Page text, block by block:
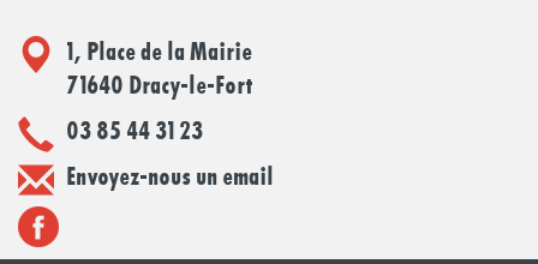
1, Place de la Mairie
71640 Dracy-le-Fort
03 85 44 31 23
Envoyez-nous un email